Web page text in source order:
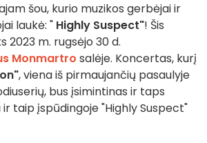
šou, kurio muzikos gerbėjai ir
laukė: " Highly Suspect"! Šis
2023 m. rugsėjo 30 d.
Monmartro salėje. Koncertas, kurį
, viena iš pirmaujančių pasaulyje
bus įsimintinas ir taps
taip įspūdingoje "Highly Suspect"